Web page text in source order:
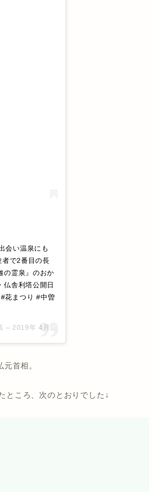
会い温泉にも
で2番目の長
の霊泉』のおか
仏舎利塔公開日
花まつり #中曽
– 2019年 4月月25日午前2時39分PDT
首相。
ところ、次のとおりでした↓